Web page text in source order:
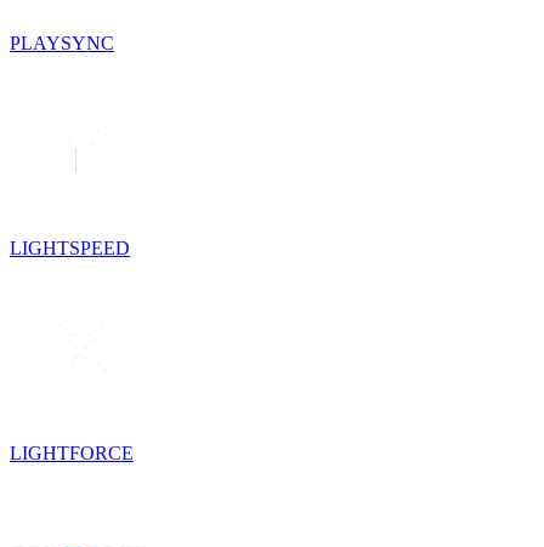
PLAYSYNC
LIGHTSPEED
LIGHTFORCE